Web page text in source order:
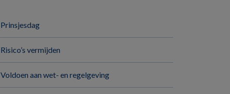
Prinsjesdag
Risico’s vermijden
Voldoen aan wet- en regelgeving